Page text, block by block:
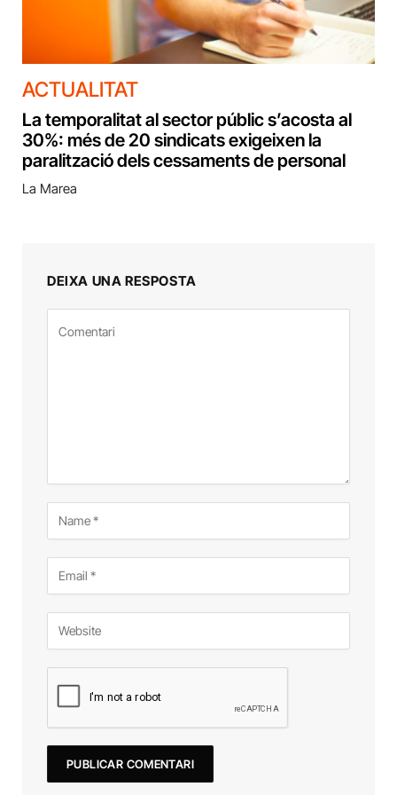
ACTUALITAT
La temporalitat al sector públic s’acosta al
30%: més de 20 sindicats exigeixen la
paralització dels cessaments de personal
La Marea
DEIXA UNA RESPOSTA